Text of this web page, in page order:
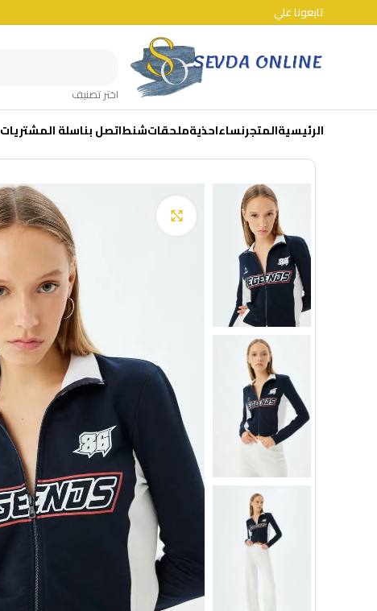
تابعونا علي
اختر تصنيف
الرئيسيةالمتجرنساءاحذيةملحقاتشنطاتصل بناسلة المشتريات